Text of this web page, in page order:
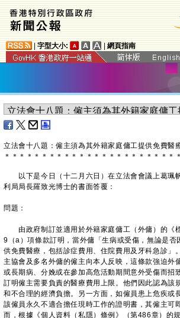
字型大小: 網頁指南
立法會十八題：僱主須為其外籍家庭傭工提供免費醫
＊ ＊ ＊ ＊ ＊ ＊ ＊ ＊ ＊ ＊ ＊ ＊ ＊ ＊ ＊ ＊ ＊ ＊ ＊ ＊ ＊ ＊ ＊ ＊
以下是今日（十二月六日）在立法會會議上葛珮
利局局長羅致光博士的書面答覆：
問題：
由政府制訂並適用於外籍家庭傭工（外傭）的《
9（a）項條款訂明，當外傭「生病或受傷，無論是否
供免費醫療，包括診症費用、住院費用及牙科急診」
主協會及多名外傭的僱主向本人反映，這條款強迫外
或長期病、分娩或在參加高危活動期間意外受傷而招
訂明僱主需要負責的醫療費用上限。他們因此認為該
和不合理的經濟負擔。另一方面，如僱員患上危疾或
該僱員永久不適合擔任現時工作的證明書，其僱主可
而，根據《個人資料（私隱）條例》（第486章）的